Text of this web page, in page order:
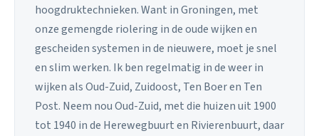
hoogdruktechnieken. Want in Groningen, met
onze gemengde riolering in de oude wijken en
gescheiden systemen in de nieuwere, moet je snel
en slim werken. Ik ben regelmatig in de weer in
wijken als Oud-Zuid, Zuidoost, Ten Boer en Ten
Post. Neem nou Oud-Zuid, met die huizen uit 1900
tot 1940 in de Herewegbuurt en Rivierenbuurt, daar